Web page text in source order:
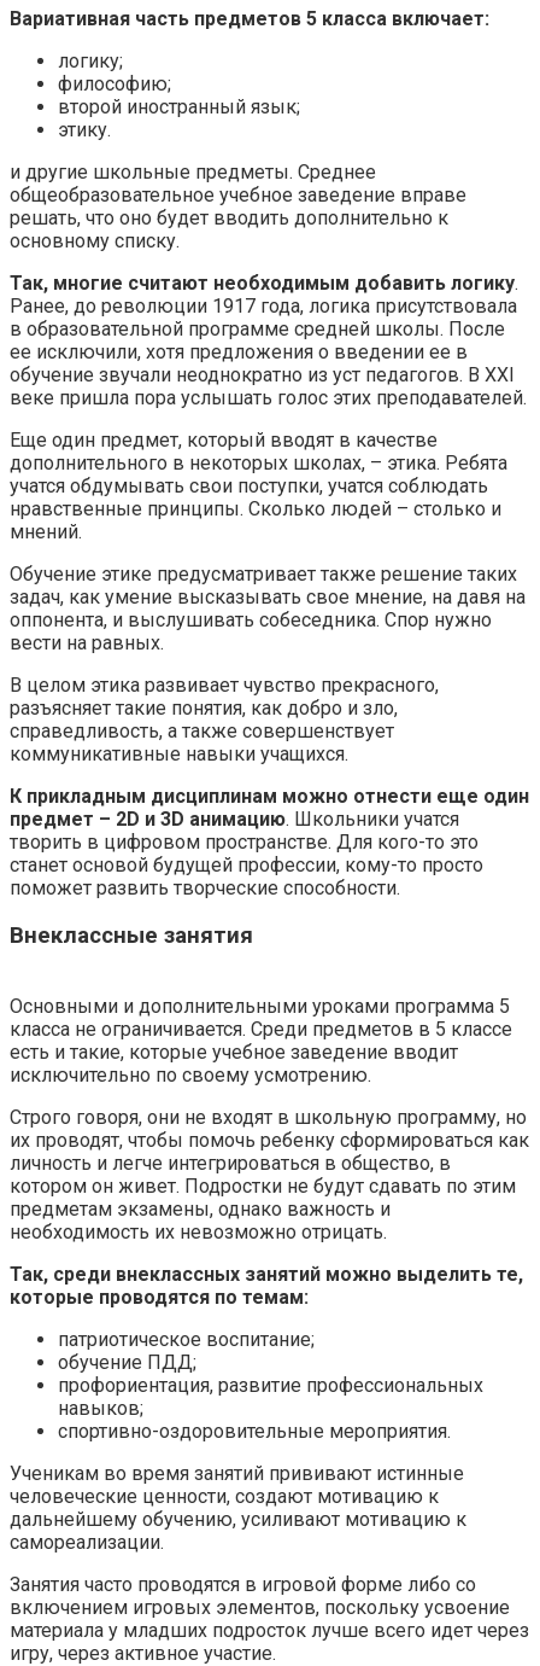
Вариативная часть предметов 5 класса включает:
логику;
философию;
второй иностранный язык;
этику.
и другие школьные предметы. Среднее
общеобразовательное учебное заведение вправе
решать, что оно будет вводить дополнительно к
основному списку.
Так, многие считают необходимым добавить логику.
Ранее, до революции 1917 года, логика присутствовала
в образовательной программе средней школы. После
ее исключили, хотя предложения о введении ее в
обучение звучали неоднократно из уст педагогов. В XXI
веке пришла пора услышать голос этих преподавателей.
Еще один предмет, который вводят в качестве
дополнительного в некоторых школах, – этика. Ребята
учатся обдумывать свои поступки, учатся соблюдать
нравственные принципы. Сколько людей – столько и
мнений.
Обучение этике предусматривает также решение таких
задач, как умение высказывать свое мнение, на давя на
оппонента, и выслушивать собеседника. Спор нужно
вести на равных.
В целом этика развивает чувство прекрасного,
разъясняет такие понятия, как добро и зло,
справедливость, а также совершенствует
коммуникативные навыки учащихся.
К прикладным дисциплинам можно отнести еще один
предмет – 2D и 3D анимацию. Школьники учатся
творить в цифровом пространстве. Для кого-то это
станет основой будущей профессии, кому-то просто
поможет развить творческие способности.
Внеклассные занятия
Основными и дополнительными уроками программа 5
класса не ограничивается. Среди предметов в 5 классе
есть и такие, которые учебное заведение вводит
исключительно по своему усмотрению.
Строго говоря, они не входят в школьную программу, но
их проводят, чтобы помочь ребенку сформироваться как
личность и легче интегрироваться в общество, в
котором он живет. Подростки не будут сдавать по этим
предметам экзамены, однако важность и
необходимость их невозможно отрицать.
Так, среди внеклассных занятий можно выделить те,
которые проводятся по темам:
патриотическое воспитание;
обучение ПДД;
профориентация, развитие профессиональных
навыков;
спортивно-оздоровительные мероприятия.
Ученикам во время занятий прививают истинные
человеческие ценности, создают мотивацию к
дальнейшему обучению, усиливают мотивацию к
самореализации.
Занятия часто проводятся в игровой форме либо со
включением игровых элементов, поскольку усвоение
материала у младших подросток лучше всего идет через
игру, через активное участие.